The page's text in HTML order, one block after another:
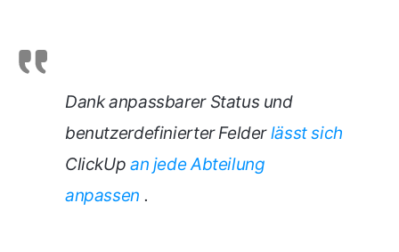
Dank anpassbarer Status und
benutzerdefinierter Felderlässt sich
ClickUp an jede Abteilung
anpassen .